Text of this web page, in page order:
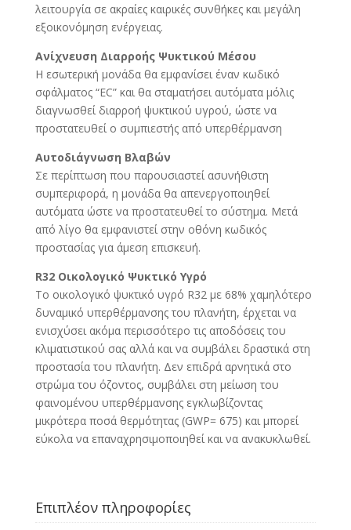
λειτουργία σε ακραίες καιρικές συνθήκες και μεγάλη
εξοικονόμηση ενέργειας.
Ανίχνευση Διαρροής Ψυκτικού Μέσου
Η εσωτερική μονάδα θα εμφανίσει έναν κωδικό
σφάλματος “EC” και θα σταματήσει αυτόματα μόλις
διαγνωσθεί διαρροή ψυκτικού υγρού, ώστε να
προστατευθεί ο συμπιεστής από υπερθέρμανση
Αυτοδιάγνωση Βλαβών
Σε περίπτωση που παρουσιαστεί ασυνήθιστη
συμπεριφορά, η μονάδα θα απενεργοποιηθεί
αυτόματα ώστε να προστατευθεί το σύστημα. Μετά
από λίγο θα εμφανιστεί στην οθόνη κωδικός
προστασίας για άμεση επισκευή.
R32 Οικολογικό Ψυκτικό Υγρό
Το οικολογικό ψυκτικό υγρό R32 με 68% χαμηλότερο
δυναμικό υπερθέρμανσης του πλανήτη, έρχεται να
ενισχύσει ακόμα περισσότερο τις αποδόσεις του
κλιματιστικού σας αλλά και να συμβάλει δραστικά στη
προστασία του πλανήτη. Δεν επιδρά αρνητικά στο
στρώμα του όζοντος, συμβάλει στη μείωση του
φαινομένου υπερθέρμανσης εγκλωβίζοντας
μικρότερα ποσά θερμότητας (GWP= 675) και μπορεί
εύκολα να επαναχρησιμοποιηθεί και να ανακυκλωθεί.
Επιπλέον πληροφορίες